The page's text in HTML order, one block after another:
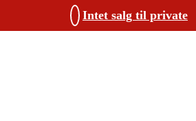
Intet salg til private